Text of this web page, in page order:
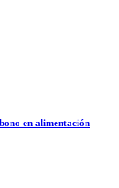
en alimentación